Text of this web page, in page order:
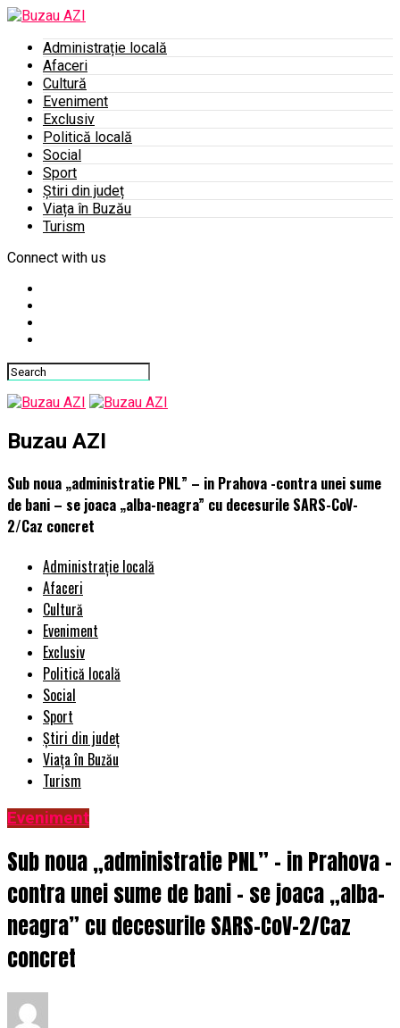
Administrație locală
Afaceri
Cultură
Eveniment
Exclusiv
Politică locală
Social
Sport
Știri din județ
Viața în Buzău
Turism
Connect with us
Buzau AZI
Sub noua „administratie PNL” – in Prahova -contra unei sume
de bani – se joaca „alba-neagra” cu decesurile SARS-CoV-
2/Caz concret
Administrație locală
Afaceri
Cultură
Eveniment
Exclusiv
Politică locală
Social
Sport
Știri din județ
Viața în Buzău
Turism
Eveniment
Sub noua „administratie PNL” – in Prahova -
contra unei sume de bani – se joaca „alba-
neagra” cu decesurile SARS-CoV-2/Caz
concret